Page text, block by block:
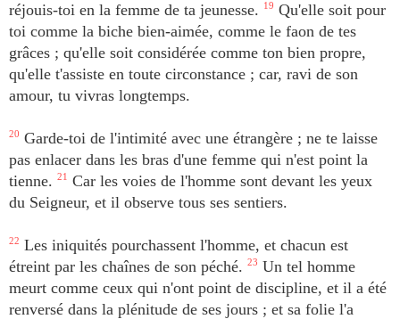
réjouis-toi en la femme de ta jeunesse.
19 Qu'elle soit pour
toi comme la biche bien-aimée, comme le faon de tes
grâces ; qu'elle soit considérée comme ton bien propre,
qu'elle t'assiste en toute circonstance ; car, ravi de son
amour, tu vivras longtemps.
20 Garde-toi de l'intimité avec une étrangère ; ne te laisse
pas enlacer dans les bras d'une femme qui n'est point la
tienne. 21
Car les voies de l'homme sont devant les yeux
du Seigneur, et il observe tous ses sentiers.
22 Les iniquités pourchassent l'homme, et chacun est
étreint par les chaînes de son péché. 23 Un tel homme
meurt comme ceux qui n'ont point de discipline, et il a été
renversé dans la plénitude de ses jours ; et sa folie l'a